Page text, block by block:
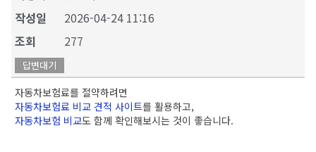
작성일
2026-04-24 11:16
조회
277
답변대기
자동차보험료를 절약하려면
자동차보험료 비교 견적 사이트를 활용하고,
자동차보험 비교도 함께 확인해보시는 것이 좋습니다.